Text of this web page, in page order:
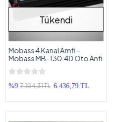
Tükendi
Mobass 4 Kanal Amfi –
Mobass MB-130.4D Oto Anfi
%9 7.104,31 TL 6.436,79 TL